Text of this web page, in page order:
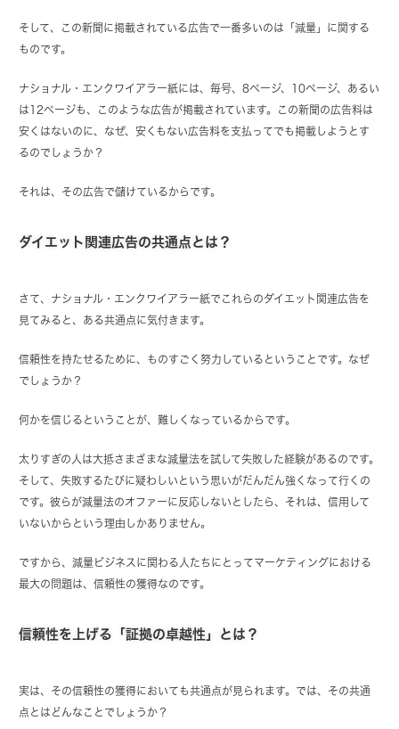
そして、この新聞に掲載されている広告で一番多いのは「減量」に関する
ものです。
ナショナル・エンクワイアラー紙には、毎号、8ページ、10ページ、あるい
は12ページも、このような広告が掲載されています。この新聞の広告料は
安くはないのに、なぜ、安くもない広告料を支払ってでも掲載しようとす
るのでしょうか？
それは、その広告で儲けているからです。
ダイエット関連広告の共通点とは？
さて、ナショナル・エンクワイアラー紙でこれらのダイエット関連広告を
見てみると、ある共通点に気付きます。
信頼性を持たせるために、ものすごく努力しているということです。なぜ
でしょうか？
何かを信じるということが、難しくなっているからです。
太りすぎの人は大抵さまざまな減量法を試して失敗した経験があるのです。
そして、失敗するたびに疑わしいという思いがだんだん強くなって行くの
です。彼らが減量法のオファーに反応しないとしたら、それは、信用して
いないからという理由しかありません。
ですから、減量ビジネスに関わる人たちにとってマーケティングにおける
最大の問題は、信頼性の獲得なのです。
信頼性を上げる「証拠の卓越性」とは？
実は、その信頼性の獲得においても共通点が見られます。では、その共通
点とはどんなことでしょうか？